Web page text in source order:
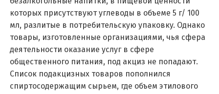
которых присутствуют углеводы в объеме 5 г/ 100
мл, разлитые в потребительскую упаковку. Однако
товары, изготовленные организациями, чья сфера
деятельности оказание услуг в сфере
общественного питания, под акциз не попадают.
Список подакцизных товаров пополнился
спиртосодержащим сырьем, где объем этилового